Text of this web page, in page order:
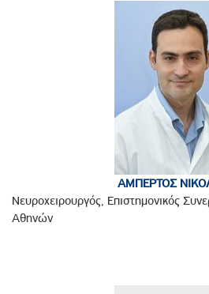
ΑΜΠΕΡΤΟΣ
Νευροχειρουργός, Επιστημονικός
Αθηνών